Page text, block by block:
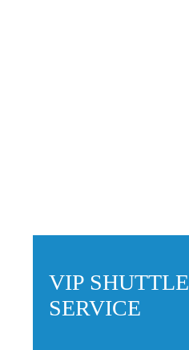
VIP SHUTTLE
SERVICE